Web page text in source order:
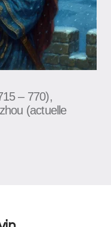
– 770),
(actuelle